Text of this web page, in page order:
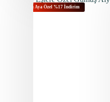
Bu Aya Özel %17 İndirim